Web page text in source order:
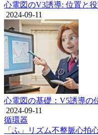
心電図のV3誘導: 位置と役
2024-09-11
心電図の基礎：V5誘導の
2024-09-11
循環器
「ふ」
リズム不整脈心拍